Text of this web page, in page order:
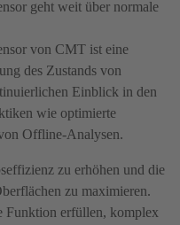
geht weit über normale
von CMT ist eine
des Zustands von
Einblick in den
wie optimierte
Offline-Analysen.
zu erhöhen und die
zu maximieren.
Funktion erfüllen, komplex